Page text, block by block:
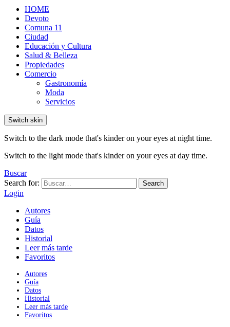
HOME
Devoto
Comuna 11
Ciudad
Educación y Cultura
Salud & Belleza
Propiedades
Comercio
Gastronomía
Moda
Servicios
Switch skin
Switch to the dark mode that's kinder on your eyes at night time.
Switch to the light mode that's kinder on your eyes at day time.
Buscar
Search for:
Search
Login
Autores
Guía
Datos
Historial
Leer más tarde
Favoritos
Autores
Guía
Datos
Historial
Leer más tarde
Favoritos